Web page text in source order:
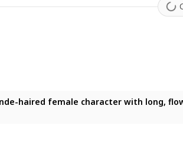
haired female character with long,